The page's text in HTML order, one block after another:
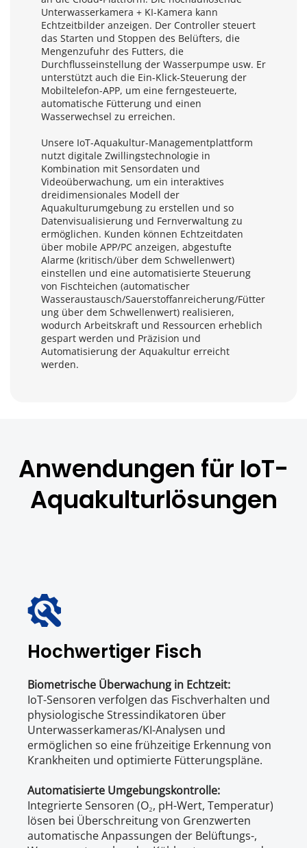
Unterwasserkamera + KI-Kamera kann
Echtzeitbilder anzeigen. Der Controller steuert
das Starten und Stoppen des Belüfters, die
Mengenzufuhr des Futters, die
Durchflusseinstellung der Wasserpumpe usw. Er
unterstützt auch die Ein-Klick-Steuerung der
Mobiltelefon-APP, um eine ferngesteuerte,
automatische Fütterung und einen
Wasserwechsel zu erreichen.
Unsere IoT-Aquakultur-Managementplattform
nutzt digitale Zwillingstechnologie in
Kombination mit Sensordaten und
Videoüberwachung, um ein interaktives
dreidimensionales Modell der
Aquakulturumgebung zu erstellen und so
Datenvisualisierung und Fernverwaltung zu
ermöglichen. Kunden können Echtzeitdaten
über mobile APP/PC anzeigen, abgestufte
Alarme (kritisch/über dem Schwellenwert)
einstellen und eine automatisierte Steuerung
von Fischteichen (automatischer
Wasseraustausch/Sauerstoffanreicherung/Fütter
ung über dem Schwellenwert) realisieren,
wodurch Arbeitskraft und Ressourcen erheblich
gespart werden und Präzision und
Automatisierung der Aquakultur erreicht
werden.
Anwendungen für IoT-
Aquakulturlösungen
Hochwertiger Fisch
Biometrische Überwachung in Echtzeit:
IoT-Sensoren verfolgen das Fischverhalten und
physiologische Stressindikatoren über
Unterwasserkameras/KI-Analysen und
ermöglichen so eine frühzeitige Erkennung von
Krankheiten und optimierte Fütterungspläne.
Automatisierte Umgebungskontrolle:
Integrierte Sensoren (O₂, pH-Wert, Temperatur)
lösen bei Überschreitung von Grenzwerten
automatische Anpassungen der Belüftungs-,